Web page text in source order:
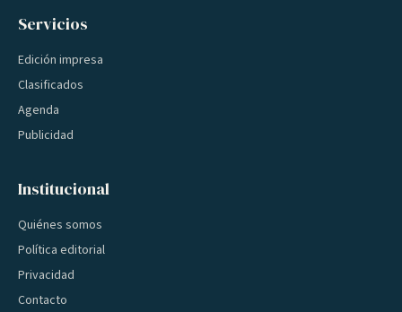
Servicios
Edición impresa
Clasificados
Agenda
Publicidad
Institucional
Quiénes somos
Política editorial
Privacidad
Contacto